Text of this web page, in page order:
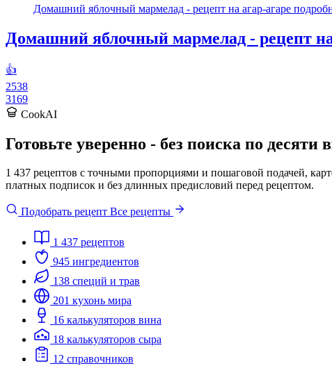
Домашний яблочный мармелад - рецепт на агар-агаре
Домашний яблочный мармелад - рецепт на
👍
2538
3169
CookAI
Готовьте уверенно - без поиска по десяти
1 437 рецептов с точными пропорциями и пошаговой подачей,
платных подписок и без длинных предисловий перед рецептом.
Подобрать рецепт Все рецепты
1 437 рецептов
945 ингредиентов
138 специй и трав
201 кухонь мира
16 калькуляторов вина
18 калькуляторов сыра
12 справочников